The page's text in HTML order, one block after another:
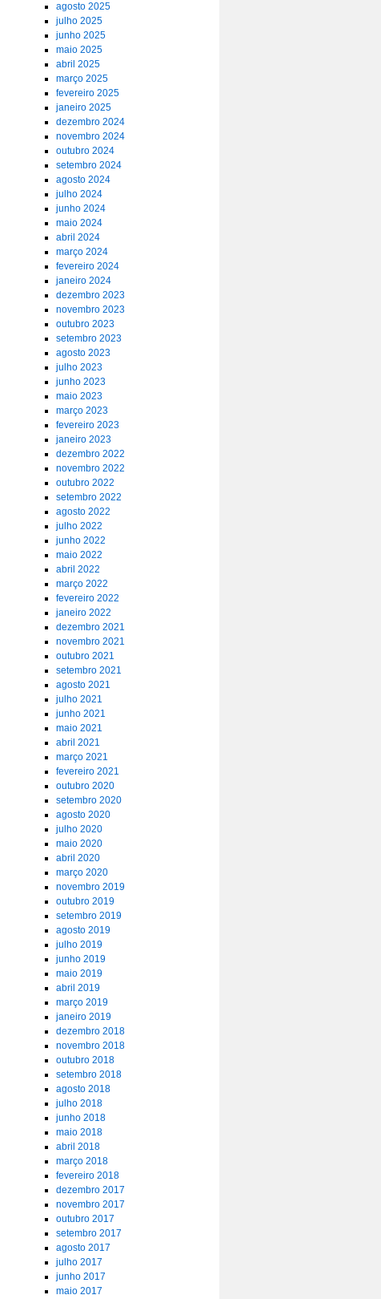
agosto 2025
julho 2025
junho 2025
maio 2025
abril 2025
março 2025
fevereiro 2025
janeiro 2025
dezembro 2024
novembro 2024
outubro 2024
setembro 2024
agosto 2024
julho 2024
junho 2024
maio 2024
abril 2024
março 2024
fevereiro 2024
janeiro 2024
dezembro 2023
novembro 2023
outubro 2023
setembro 2023
agosto 2023
julho 2023
junho 2023
maio 2023
março 2023
fevereiro 2023
janeiro 2023
dezembro 2022
novembro 2022
outubro 2022
setembro 2022
agosto 2022
julho 2022
junho 2022
maio 2022
abril 2022
março 2022
fevereiro 2022
janeiro 2022
dezembro 2021
novembro 2021
outubro 2021
setembro 2021
agosto 2021
julho 2021
junho 2021
maio 2021
abril 2021
março 2021
fevereiro 2021
outubro 2020
setembro 2020
agosto 2020
julho 2020
maio 2020
abril 2020
março 2020
novembro 2019
outubro 2019
setembro 2019
agosto 2019
julho 2019
junho 2019
maio 2019
abril 2019
março 2019
janeiro 2019
dezembro 2018
novembro 2018
outubro 2018
setembro 2018
agosto 2018
julho 2018
junho 2018
maio 2018
abril 2018
março 2018
fevereiro 2018
dezembro 2017
novembro 2017
outubro 2017
setembro 2017
agosto 2017
julho 2017
junho 2017
maio 2017